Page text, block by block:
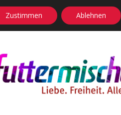
facebook
instagram
rss
Zustimmen Ablehnen